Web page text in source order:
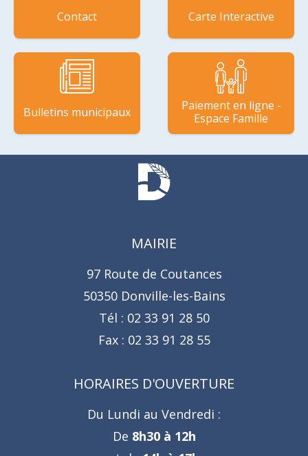
Contact Carte Interactive
Bulletins municipaux
Paiement en ligne -
Espace Famille
MAIRIE
97 Route de Coutances
50350 Donville-les-Bains
Tél : 02 33 91 28 50
Fax : 02 33 91 28 55
HORAIRES D'OUVERTURE
Du Lundi au Vendredi :
De 8h30 à 12h